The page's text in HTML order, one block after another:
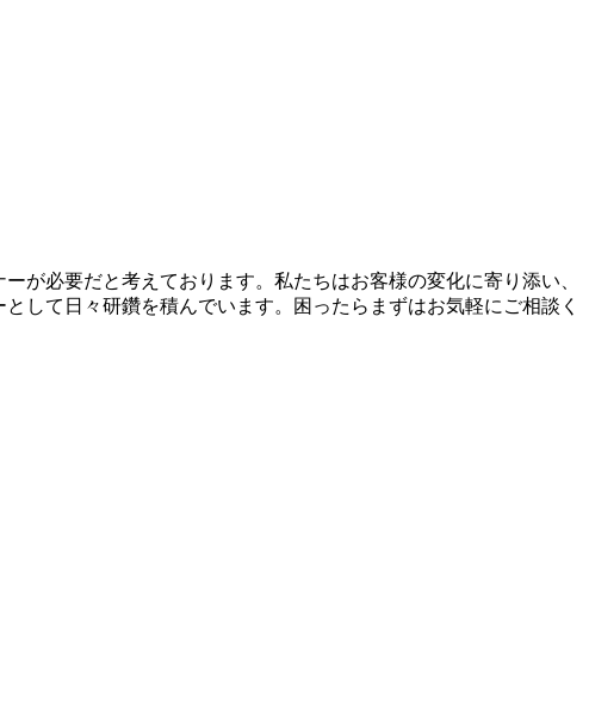
が必要だと考えております。私たちはお客様の変化に寄り添い、
して日々研鑽を積んでいます。困ったらまずはお気軽にご相談く